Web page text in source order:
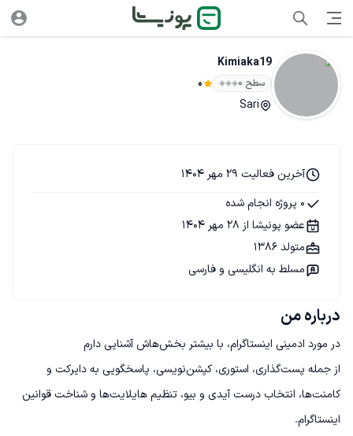
Kimiaka19
سطح ۰ 0
Sari
درباره من
از جمله پست‌گذاری، استوری، کپشن‌نویسی، پاسخگویی به دایرکت و
کامنت‌ها، انتخاب درست آیدی و بیو، تنظیم هایلایت‌ها و شناخت قوانین
آخرین فعالیت 29 مهر 1404
0 پروژه انجام شده
عضو پونیشا از 28 مهر 1404
متولد 1386
مسلط به انگلیسی و فارسی